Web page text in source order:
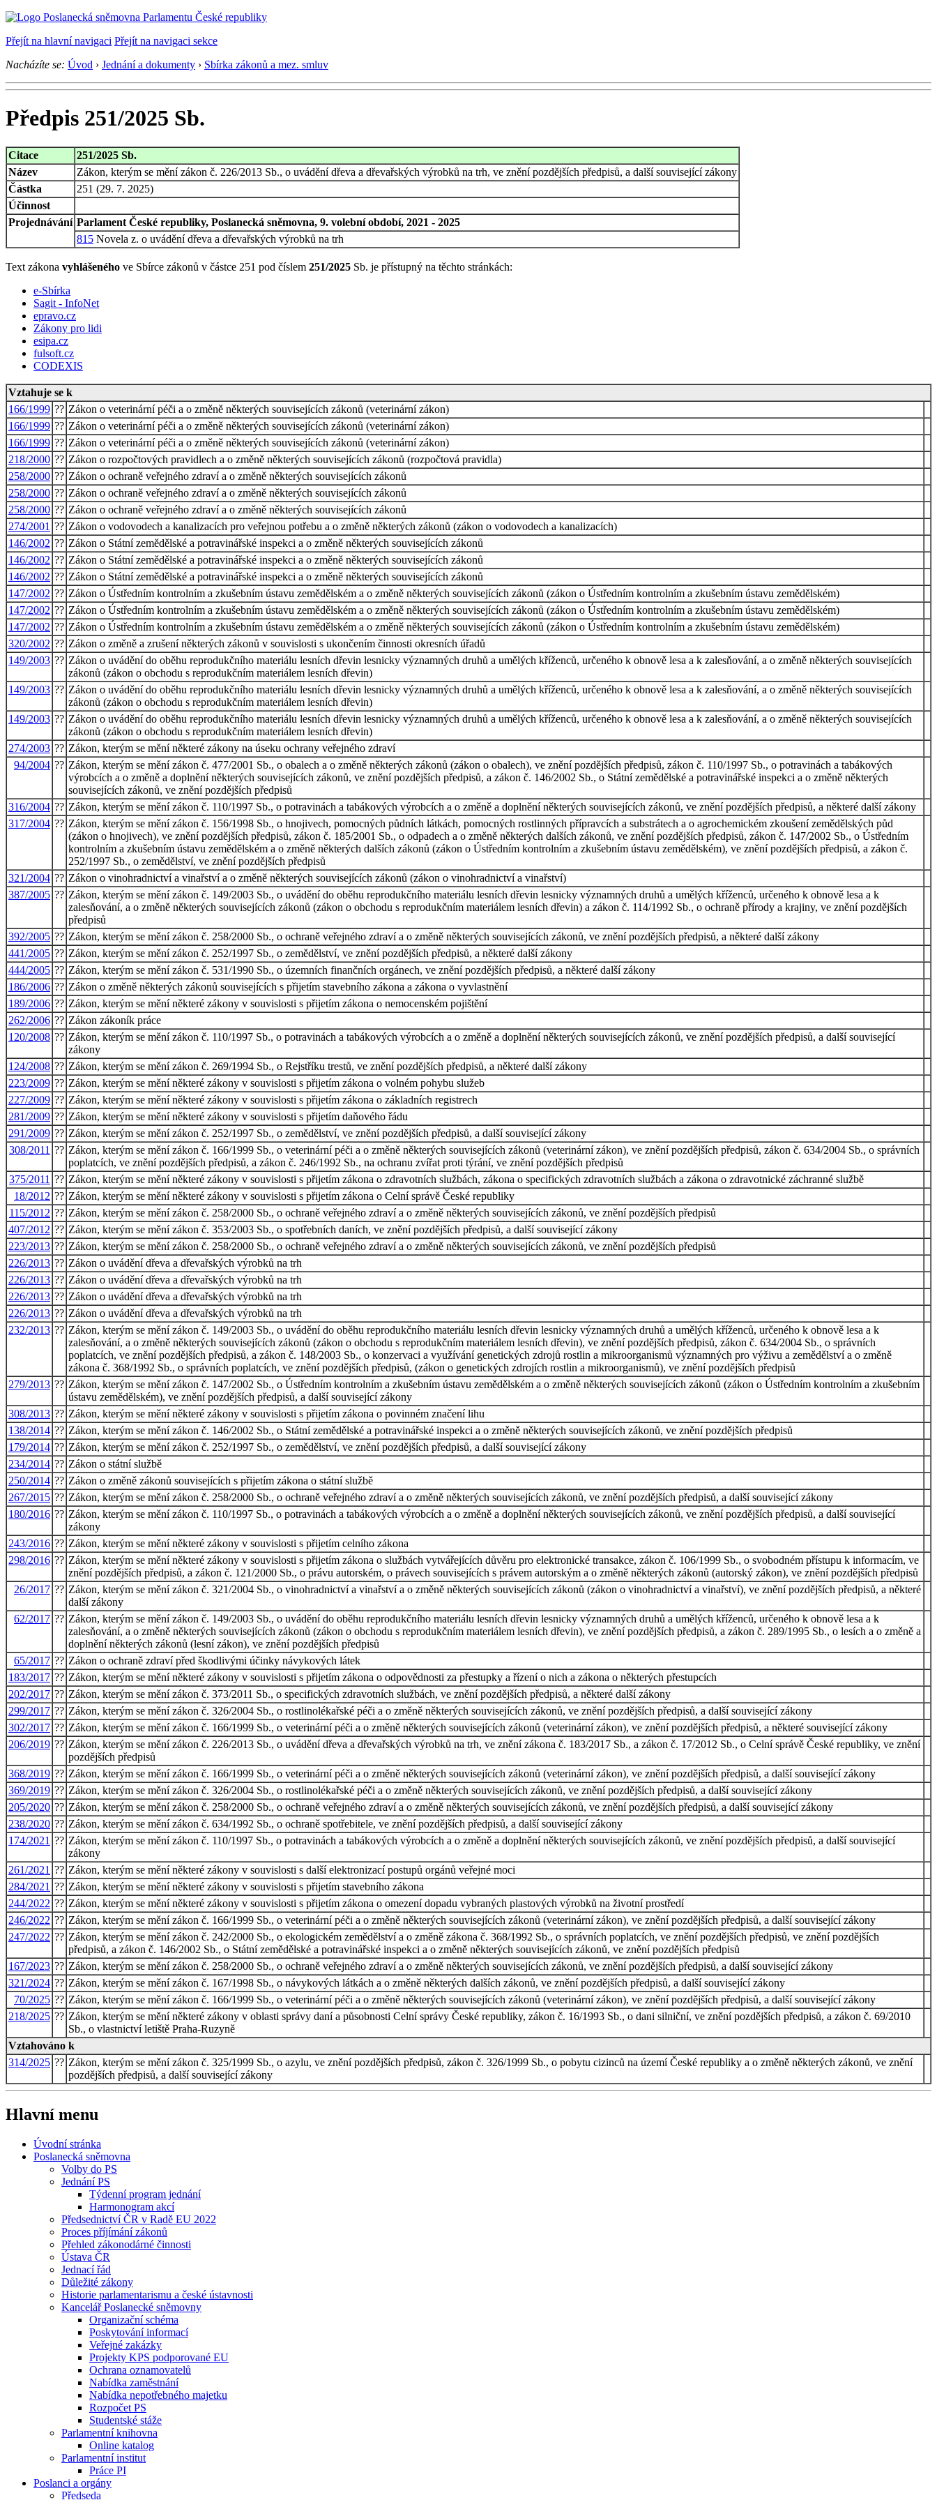
Přejít na hlavní navigaci Přejít na navigaci sekce
Nacházíte se: Úvod › Jednání a dokumenty › Sbírka zákonů a mez. smluv
Předpis 251/2025 Sb.
Citace
251/2025 Sb.
Název
Zákon, kterým se mění zákon č. 226/2013 Sb., o uvádění dřeva a dřevařských výrobků na trh, ve znění pozdějších předpisů, a další související zákony
Částka
251 (29. 7. 2025)
Účinnost
Projednávání Parlament České republiky, Poslanecká sněmovna, 9. volební období, 2021 - 2025
815 Novela z. o uvádění dřeva a dřevařských výrobků na trh
Text zákona vyhlášeného ve Sbírce zákonů v částce 251 pod číslem 251/2025 Sb. je přístupný na těchto stránkách:
e-Sbírka
Sagit - InfoNet
epravo.cz
Zákony pro lidi
esipa.cz
fulsoft.cz
CODEXIS
Vztahuje se k
166/1999 ?? Zákon o veterinární péči a o změně některých souvisejících zákonů (veterinární zákon)
166/1999 ?? Zákon o veterinární péči a o změně některých souvisejících zákonů (veterinární zákon)
166/1999 ?? Zákon o veterinární péči a o změně některých souvisejících zákonů (veterinární zákon)
218/2000 ?? Zákon o rozpočtových pravidlech a o změně některých souvisejících zákonů (rozpočtová pravidla)
258/2000 ?? Zákon o ochraně veřejného zdraví a o změně některých souvisejících zákonů
258/2000 ?? Zákon o ochraně veřejného zdraví a o změně některých souvisejících zákonů
258/2000 ?? Zákon o ochraně veřejného zdraví a o změně některých souvisejících zákonů
274/2001 ?? Zákon o vodovodech a kanalizacích pro veřejnou potřebu a o změně některých zákonů (zákon o vodovodech a kanalizacích)
146/2002 ?? Zákon o Státní zemědělské a potravinářské inspekci a o změně některých souvisejících zákonů
146/2002 ?? Zákon o Státní zemědělské a potravinářské inspekci a o změně některých souvisejících zákonů
146/2002 ?? Zákon o Státní zemědělské a potravinářské inspekci a o změně některých souvisejících zákonů
147/2002 ?? Zákon o Ústředním kontrolním a zkušebním ústavu zemědělském a o změně některých souvisejících zákonů (zákon o Ústředním kontrolním a zkušebním ústavu zemědělském)
147/2002 ?? Zákon o Ústředním kontrolním a zkušebním ústavu zemědělském a o změně některých souvisejících zákonů (zákon o Ústředním kontrolním a zkušebním ústavu zemědělském)
147/2002 ?? Zákon o Ústředním kontrolním a zkušebním ústavu zemědělském a o změně některých souvisejících zákonů (zákon o Ústředním kontrolním a zkušebním ústavu zemědělském)
320/2002 ?? Zákon o změně a zrušení některých zákonů v souvislosti s ukončením činnosti okresních úřadů
149/2003 ?? Zákon o uvádění do oběhu reprodukčního materiálu lesních dřevin lesnicky významných druhů a umělých kříženců, určeného k obnově lesa a k zalesňování, a o změně některých souvisejících
zákonů (zákon o obchodu s reprodukčním materiálem lesních dřevin)
149/2003 ?? Zákon o uvádění do oběhu reprodukčního materiálu lesních dřevin lesnicky významných druhů a umělých kříženců, určeného k obnově lesa a k zalesňování, a o změně některých souvisejících
zákonů (zákon o obchodu s reprodukčním materiálem lesních dřevin)
149/2003 ?? Zákon o uvádění do oběhu reprodukčního materiálu lesních dřevin lesnicky významných druhů a umělých kříženců, určeného k obnově lesa a k zalesňování, a o změně některých souvisejících
zákonů (zákon o obchodu s reprodukčním materiálem lesních dřevin)
274/2003 ?? Zákon, kterým se mění některé zákony na úseku ochrany veřejného zdraví
94/2004 ?? Zákon, kterým se mění zákon č. 477/2001 Sb., o obalech a o změně některých zákonů (zákon o obalech), ve znění pozdějších předpisů, zákon č. 110/1997 Sb., o potravinách a tabákových
výrobcích a o změně a doplnění některých souvisejících zákonů, ve znění pozdějších předpisů, a zákon č. 146/2002 Sb., o Státní zemědělské a potravinářské inspekci a o změně některých
souvisejících zákonů, ve znění pozdějších předpisů
316/2004 ?? Zákon, kterým se mění zákon č. 110/1997 Sb., o potravinách a tabákových výrobcích a o změně a doplnění některých souvisejících zákonů, ve znění pozdějších předpisů, a některé další zákony
317/2004 ?? Zákon, kterým se mění zákon č. 156/1998 Sb., o hnojivech, pomocných půdních látkách, pomocných rostlinných přípravcích a substrátech a o agrochemickém zkoušení zemědělských půd
(zákon o hnojivech), ve znění pozdějších předpisů, zákon č. 185/2001 Sb., o odpadech a o změně některých dalších zákonů, ve znění pozdějších předpisů, zákon č. 147/2002 Sb., o Ústředním
kontrolním a zkušebním ústavu zemědělském a o změně některých dalších zákonů (zákon o Ústředním kontrolním a zkušebním ústavu zemědělském), ve znění pozdějších předpisů, a zákon č.
252/1997 Sb., o zemědělství, ve znění pozdějších předpisů
321/2004 ?? Zákon o vinohradnictví a vinařství a o změně některých souvisejících zákonů (zákon o vinohradnictví a vinařství)
387/2005 ?? Zákon, kterým se mění zákon č. 149/2003 Sb., o uvádění do oběhu reprodukčního materiálu lesních dřevin lesnicky významných druhů a umělých kříženců, určeného k obnově lesa a k
zalesňování, a o změně některých souvisejících zákonů (zákon o obchodu s reprodukčním materiálem lesních dřevin) a zákon č. 114/1992 Sb., o ochraně přírody a krajiny, ve znění pozdějších
předpisů
392/2005 ?? Zákon, kterým se mění zákon č. 258/2000 Sb., o ochraně veřejného zdraví a o změně některých souvisejících zákonů, ve znění pozdějších předpisů, a některé další zákony
441/2005 ?? Zákon, kterým se mění zákon č. 252/1997 Sb., o zemědělství, ve znění pozdějších předpisů, a některé další zákony
444/2005 ?? Zákon, kterým se mění zákon č. 531/1990 Sb., o územních finančních orgánech, ve znění pozdějších předpisů, a některé další zákony
186/2006 ?? Zákon o změně některých zákonů souvisejících s přijetím stavebního zákona a zákona o vyvlastnění
189/2006 ?? Zákon, kterým se mění některé zákony v souvislosti s přijetím zákona o nemocenském pojištění
262/2006 ?? Zákon zákoník práce
120/2008 ?? Zákon, kterým se mění zákon č. 110/1997 Sb., o potravinách a tabákových výrobcích a o změně a doplnění některých souvisejících zákonů, ve znění pozdějších předpisů, a další související
zákony
124/2008 ?? Zákon, kterým se mění zákon č. 269/1994 Sb., o Rejstříku trestů, ve znění pozdějších předpisů, a některé další zákony
223/2009 ?? Zákon, kterým se mění některé zákony v souvislosti s přijetím zákona o volném pohybu služeb
227/2009 ?? Zákon, kterým se mění některé zákony v souvislosti s přijetím zákona o základních registrech
281/2009 ?? Zákon, kterým se mění některé zákony v souvislosti s přijetím daňového řádu
291/2009 ?? Zákon, kterým se mění zákon č. 252/1997 Sb., o zemědělství, ve znění pozdějších předpisů, a další související zákony
308/2011 ?? Zákon, kterým se mění zákon č. 166/1999 Sb., o veterinární péči a o změně některých souvisejících zákonů (veterinární zákon), ve znění pozdějších předpisů, zákon č. 634/2004 Sb., o správních
poplatcích, ve znění pozdějších předpisů, a zákon č. 246/1992 Sb., na ochranu zvířat proti týrání, ve znění pozdějších předpisů
375/2011 ?? Zákon, kterým se mění některé zákony v souvislosti s přijetím zákona o zdravotních službách, zákona o specifických zdravotních službách a zákona o zdravotnické záchranné službě
18/2012 ?? Zákon, kterým se mění některé zákony v souvislosti s přijetím zákona o Celní správě České republiky
115/2012 ?? Zákon, kterým se mění zákon č. 258/2000 Sb., o ochraně veřejného zdraví a o změně některých souvisejících zákonů, ve znění pozdějších předpisů
407/2012 ?? Zákon, kterým se mění zákon č. 353/2003 Sb., o spotřebních daních, ve znění pozdějších předpisů, a další související zákony
223/2013 ?? Zákon, kterým se mění zákon č. 258/2000 Sb., o ochraně veřejného zdraví a o změně některých souvisejících zákonů, ve znění pozdějších předpisů
226/2013 ?? Zákon o uvádění dřeva a dřevařských výrobků na trh
226/2013 ?? Zákon o uvádění dřeva a dřevařských výrobků na trh
226/2013 ?? Zákon o uvádění dřeva a dřevařských výrobků na trh
226/2013 ?? Zákon o uvádění dřeva a dřevařských výrobků na trh
232/2013 ?? Zákon, kterým se mění zákon č. 149/2003 Sb., o uvádění do oběhu reprodukčního materiálu lesních dřevin lesnicky významných druhů a umělých kříženců, určeného k obnově lesa a k
zalesňování, a o změně některých souvisejících zákonů (zákon o obchodu s reprodukčním materiálem lesních dřevin), ve znění pozdějších předpisů, zákon č. 634/2004 Sb., o správních
poplatcích, ve znění pozdějších předpisů, a zákon č. 148/2003 Sb., o konzervaci a využívání genetických zdrojů rostlin a mikroorganismů významných pro výživu a zemědělství a o změně
zákona č. 368/1992 Sb., o správních poplatcích, ve znění pozdějších předpisů, (zákon o genetických zdrojích rostlin a mikroorganismů), ve znění pozdějších předpisů
279/2013 ?? Zákon, kterým se mění zákon č. 147/2002 Sb., o Ústředním kontrolním a zkušebním ústavu zemědělském a o změně některých souvisejících zákonů (zákon o Ústředním kontrolním a zkušebním
ústavu zemědělském), ve znění pozdějších předpisů, a další související zákony
308/2013 ?? Zákon, kterým se mění některé zákony v souvislosti s přijetím zákona o povinném značení lihu
138/2014 ?? Zákon, kterým se mění zákon č. 146/2002 Sb., o Státní zemědělské a potravinářské inspekci a o změně některých souvisejících zákonů, ve znění pozdějších předpisů
179/2014 ?? Zákon, kterým se mění zákon č. 252/1997 Sb., o zemědělství, ve znění pozdějších předpisů, a další související zákony
234/2014 ?? Zákon o státní službě
250/2014 ?? Zákon o změně zákonů souvisejících s přijetím zákona o státní službě
267/2015 ?? Zákon, kterým se mění zákon č. 258/2000 Sb., o ochraně veřejného zdraví a o změně některých souvisejících zákonů, ve znění pozdějších předpisů, a další související zákony
180/2016 ?? Zákon, kterým se mění zákon č. 110/1997 Sb., o potravinách a tabákových výrobcích a o změně a doplnění některých souvisejících zákonů, ve znění pozdějších předpisů, a další související
zákony
243/2016 ?? Zákon, kterým se mění některé zákony v souvislosti s přijetím celního zákona
298/2016 ?? Zákon, kterým se mění některé zákony v souvislosti s přijetím zákona o službách vytvářejících důvěru pro elektronické transakce, zákon č. 106/1999 Sb., o svobodném přístupu k informacím, ve
znění pozdějších předpisů, a zákon č. 121/2000 Sb., o právu autorském, o právech souvisejících s právem autorským a o změně některých zákonů (autorský zákon), ve znění pozdějších předpisů
26/2017 ?? Zákon, kterým se mění zákon č. 321/2004 Sb., o vinohradnictví a vinařství a o změně některých souvisejících zákonů (zákon o vinohradnictví a vinařství), ve znění pozdějších předpisů, a některé
další zákony
62/2017 ?? Zákon, kterým se mění zákon č. 149/2003 Sb., o uvádění do oběhu reprodukčního materiálu lesních dřevin lesnicky významných druhů a umělých kříženců, určeného k obnově lesa a k
zalesňování, a o změně některých souvisejících zákonů (zákon o obchodu s reprodukčním materiálem lesních dřevin), ve znění pozdějších předpisů, a zákon č. 289/1995 Sb., o lesích a o změně a
doplnění některých zákonů (lesní zákon), ve znění pozdějších předpisů
65/2017 ?? Zákon o ochraně zdraví před škodlivými účinky návykových látek
183/2017 ?? Zákon, kterým se mění některé zákony v souvislosti s přijetím zákona o odpovědnosti za přestupky a řízení o nich a zákona o některých přestupcích
202/2017 ?? Zákon, kterým se mění zákon č. 373/2011 Sb., o specifických zdravotních službách, ve znění pozdějších předpisů, a některé další zákony
299/2017 ?? Zákon, kterým se mění zákon č. 326/2004 Sb., o rostlinolékařské péči a o změně některých souvisejících zákonů, ve znění pozdějších předpisů, a další související zákony
302/2017 ?? Zákon, kterým se mění zákon č. 166/1999 Sb., o veterinární péči a o změně některých souvisejících zákonů (veterinární zákon), ve znění pozdějších předpisů, a některé související zákony
206/2019 ?? Zákon, kterým se mění zákon č. 226/2013 Sb., o uvádění dřeva a dřevařských výrobků na trh, ve znění zákona č. 183/2017 Sb., a zákon č. 17/2012 Sb., o Celní správě České republiky, ve znění
pozdějších předpisů
368/2019 ?? Zákon, kterým se mění zákon č. 166/1999 Sb., o veterinární péči a o změně některých souvisejících zákonů (veterinární zákon), ve znění pozdějších předpisů, a další související zákony
369/2019 ?? Zákon, kterým se mění zákon č. 326/2004 Sb., o rostlinolékařské péči a o změně některých souvisejících zákonů, ve znění pozdějších předpisů, a další související zákony
205/2020 ?? Zákon, kterým se mění zákon č. 258/2000 Sb., o ochraně veřejného zdraví a o změně některých souvisejících zákonů, ve znění pozdějších předpisů, a další související zákony
238/2020 ?? Zákon, kterým se mění zákon č. 634/1992 Sb., o ochraně spotřebitele, ve znění pozdějších předpisů, a další související zákony
174/2021 ?? Zákon, kterým se mění zákon č. 110/1997 Sb., o potravinách a tabákových výrobcích a o změně a doplnění některých souvisejících zákonů, ve znění pozdějších předpisů, a další související
zákony
261/2021 ?? Zákon, kterým se mění některé zákony v souvislosti s další elektronizací postupů orgánů veřejné moci
284/2021 ?? Zákon, kterým se mění některé zákony v souvislosti s přijetím stavebního zákona
244/2022 ?? Zákon, kterým se mění některé zákony v souvislosti s přijetím zákona o omezení dopadu vybraných plastových výrobků na životní prostředí
246/2022 ?? Zákon, kterým se mění zákon č. 166/1999 Sb., o veterinární péči a o změně některých souvisejících zákonů (veterinární zákon), ve znění pozdějších předpisů, a další související zákony
247/2022 ?? Zákon, kterým se mění zákon č. 242/2000 Sb., o ekologickém zemědělství a o změně zákona č. 368/1992 Sb., o správních poplatcích, ve znění pozdějších předpisů, ve znění pozdějších
předpisů, a zákon č. 146/2002 Sb., o Státní zemědělské a potravinářské inspekci a o změně některých souvisejících zákonů, ve znění pozdějších předpisů
167/2023 ?? Zákon, kterým se mění zákon č. 258/2000 Sb., o ochraně veřejného zdraví a o změně některých souvisejících zákonů, ve znění pozdějších předpisů, a další související zákony
321/2024 ?? Zákon, kterým se mění zákon č. 167/1998 Sb., o návykových látkách a o změně některých dalších zákonů, ve znění pozdějších předpisů, a další související zákony
70/2025 ?? Zákon, kterým se mění zákon č. 166/1999 Sb., o veterinární péči a o změně některých souvisejících zákonů (veterinární zákon), ve znění pozdějších předpisů, a další související zákony
218/2025 ?? Zákon, kterým se mění některé zákony v oblasti správy daní a působnosti Celní správy České republiky, zákon č. 16/1993 Sb., o dani silniční, ve znění pozdějších předpisů, a zákon č. 69/2010
Sb., o vlastnictví letiště Praha-Ruzyně
Vztahováno k
314/2025 ?? Zákon, kterým se mění zákon č. 325/1999 Sb., o azylu, ve znění pozdějších předpisů, zákon č. 326/1999 Sb., o pobytu cizinců na území České republiky a o změně některých zákonů, ve znění
pozdějších předpisů, a další související zákony
Hlavní menu
Úvodní stránka
Poslanecká sněmovna
Volby do PS
Jednání PS
Týdenní program jednání
Harmonogram akcí
Předsednictví ČR v Radě EU 2022
Proces příjímání zákonů
Přehled zákonodárné činnosti
Ústava ČR
Jednací řád
Důležité zákony
Historie parlamentarismu a české ústavnosti
Kancelář Poslanecké sněmovny
Organizační schéma
Poskytování informací
Veřejné zakázky
Projekty KPS podporované EU
Ochrana oznamovatelů
Nabídka zaměstnání
Nabídka nepotřebného majetku
Rozpočet PS
Studentské stáže
Parlamentní knihovna
Online katalog
Parlamentní institut
Práce PI
Poslanci a orgány
Předseda